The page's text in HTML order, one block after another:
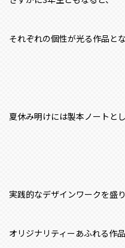
それぞれの個性が光る作品と
夏休み明けには製本ノートと
実践的なデザインワークを盛
オリジナリティーあふれる作品